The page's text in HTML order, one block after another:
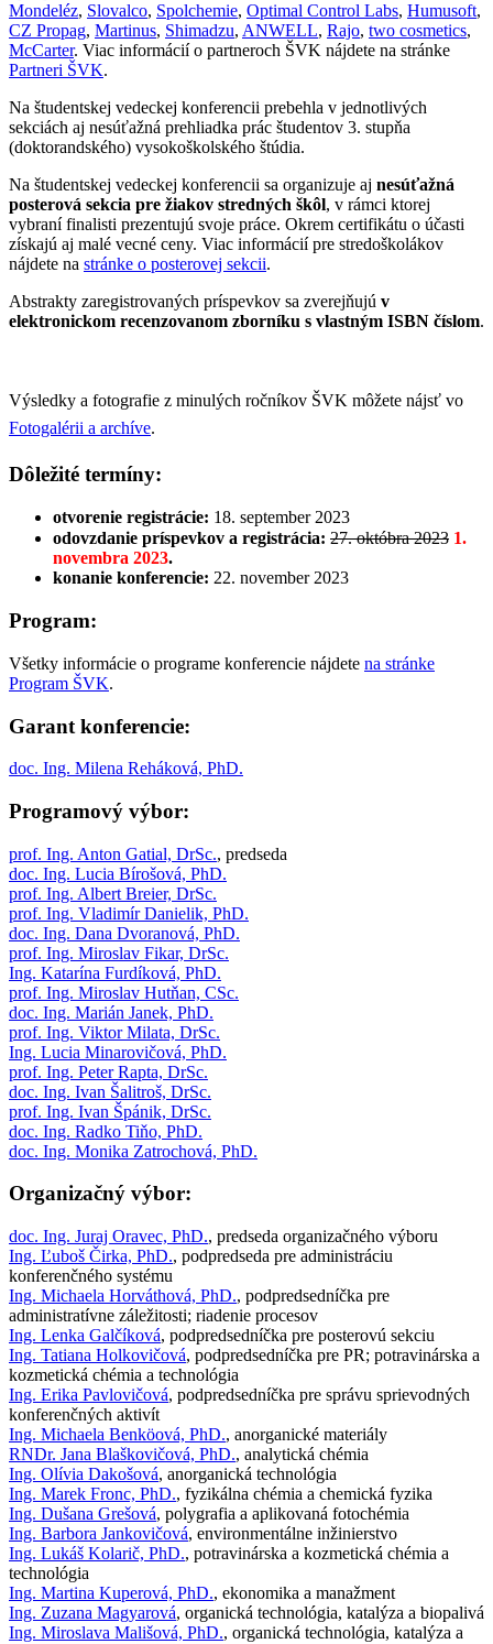
Mondeléz, Slovalco, Spolchemie, Optimal Control Labs, Humusoft,
CZ Propag, Martinus, Shimadzu, ANWELL, Rajo, two cosmetics,
McCarter. Viac informácií o partneroch ŠVK nájdete na stránke
Partneri ŠVK.
Na študentskej vedeckej konferencii prebehla v jednotlivých
sekciách aj nesúťažná prehliadka prác študentov 3. stupňa
(doktorandského) vysokoškolského štúdia.
Na študentskej vedeckej konferencii sa organizuje aj nesúťažná
posterová sekcia pre žiakov stredných škôl, v rámci ktorej
vybraní finalisti prezentujú svoje práce. Okrem certifikátu o účasti
získajú aj malé vecné ceny. Viac informácií pre stredoškolákov
nájdete na stránke o posterovej sekcii.
Abstrakty zaregistrovaných príspevkov sa zverejňujú v
elektronickom recenzovanom zborníku s vlastným ISBN číslom.
Výsledky a fotografie z minulých ročníkov ŠVK môžete nájsť vo
Fotogalérii a archíve.
Dôležité termíny:
otvorenie registrácie: 18. september 2023
odovzdanie príspevkov a registrácia: 27. októbra 2023 1.
novembra 2023.
konanie konferencie: 22. november 2023
Program:
Všetky informácie o programe konferencie nájdete na stránke
Program ŠVK.
Garant konferencie:
doc. Ing. Milena Reháková, PhD.
Programový výbor:
prof. Ing. Anton Gatial, DrSc., predseda
doc. Ing. Lucia Bírošová, PhD.
prof. Ing. Albert Breier, DrSc.
prof. Ing. Vladimír Danielik, PhD.
doc. Ing. Dana Dvoranová, PhD.
prof. Ing. Miroslav Fikar, DrSc.
Ing. Katarína Furdíková, PhD.
prof. Ing. Miroslav Hutňan, CSc.
doc. Ing. Marián Janek, PhD.
prof. Ing. Viktor Milata, DrSc.
Ing. Lucia Minarovičová, PhD.
prof. Ing. Peter Rapta, DrSc.
doc. Ing. Ivan Šalitroš, DrSc.
prof. Ing. Ivan Špánik, DrSc.
doc. Ing. Radko Tiňo, PhD.
doc. Ing. Monika Zatrochová, PhD.
Organizačný výbor:
doc. Ing. Juraj Oravec, PhD., predseda organizačného výboru
Ing. Ľuboš Čirka, PhD., podpredseda pre administráciu
konferenčného systému
Ing. Michaela Horváthová, PhD., podpredsedníčka pre
administratívne záležitosti; riadenie procesov
Ing. Lenka Galčíková, podpredsedníčka pre posterovú sekciu
Ing. Tatiana Holkovičová, podpredsedníčka pre PR; potravinárska a
kozmetická chémia a technológia
Ing. Erika Pavlovičová, podpredsedníčka pre správu sprievodných
konferenčných aktivít
Ing. Michaela Benköová, PhD., anorganické materiály
RNDr. Jana Blaškovičová, PhD., analytická chémia
Ing. Olívia Dakošová, anorganická technológia
Ing. Marek Fronc, PhD., fyzikálna chémia a chemická fyzika
Ing. Dušana Grešová, polygrafia a aplikovaná fotochémia
Ing. Barbora Jankovičová, environmentálne inžinierstvo
Ing. Lukáš Kolarič, PhD., potravinárska a kozmetická chémia a
technológia
Ing. Martina Kuperová, PhD., ekonomika a manažment
Ing. Zuzana Magyarová, organická technológia, katalýza a biopalivá
Ing. Miroslava Mališová, PhD., organická technológia, katalýza a